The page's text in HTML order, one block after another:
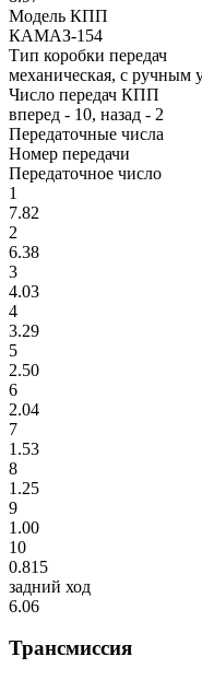
Модель КПП
КАМАЗ-154
Тип коробки передач
механическая, с ручным
Число передач КПП
вперед - 10, назад - 2
Передаточные числа
Номер передачи
Передаточное число
1
7.82
2
6.38
3
4.03
4
3.29
5
2.50
6
2.04
7
1.53
8
1.25
9
1.00
10
0.815
задний ход
6.06
Трансмиссия